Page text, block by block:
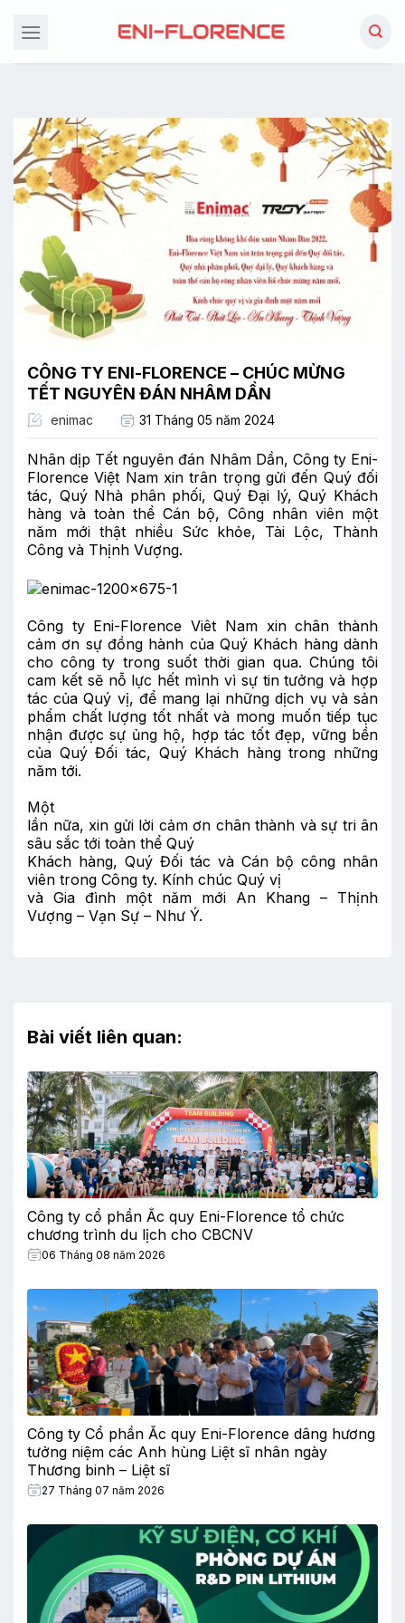
đến
dung
CÔNG TY ENI-FLORENCE – CHÚC MỪNG
TẾT NGUYÊN ĐÁN NHÂM DẦN
enimac 31 Tháng 05 năm 2024
Nhân dịp Tết nguyên đán Nhâm Dần, Công ty Eni-
Florence Việt Nam xin trân trọng gửi đến Quý đối
tác, Quý Nhà phân phối, Quý Đại lý, Quý Khách
hàng và toàn thể Cán bộ, Công nhân viên một
năm mới thật nhiều Sức khỏe, Tài Lộc, Thành
Công và Thịnh Vượng.
Công ty Eni-Florence Viêt Nam xin chân thành
cảm ơn sự đồng hành của Quý Khách hàng dành
cho công ty trong suốt thời gian qua. Chúng tôi
cam kết sẽ nỗ lực hết mình vì sự tin tưởng và hợp
tác của Quý vị, để mang lại những dịch vụ và sản
phẩm chất lượng tốt nhất và mong muốn tiếp tục
nhận được sự ủng hộ, hợp tác tốt đẹp, vững bền
của Quý Đối tác, Quý Khách hàng trong những
năm tới.
Một
lần nữa, xin gửi lời cảm ơn chân thành và sự tri ân
sâu sắc tới toàn thể Quý
Khách hàng, Quý Đối tác và Cán bộ công nhân
viên trong Công ty. Kính chúc Quý vị
và Gia đình một năm mới An Khang – Thịnh
Vượng – Vạn Sự – Như Ý.
Bài viết liên quan:
Công ty cổ phần Ắc quy Eni-Florence tổ chức
chương trình du lịch cho CBCNV
06 Tháng 08 năm 2026
Công ty Cổ phần Ắc quy Eni-Florence dâng hương
tưởng niệm các Anh hùng Liệt sĩ nhân ngày
Thương binh – Liệt sĩ
27 Tháng 07 năm 2026